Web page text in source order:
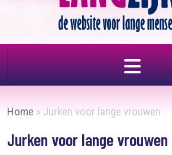
Home » Jurken voor lange vrouwen
Jurken voor lange vrouwen